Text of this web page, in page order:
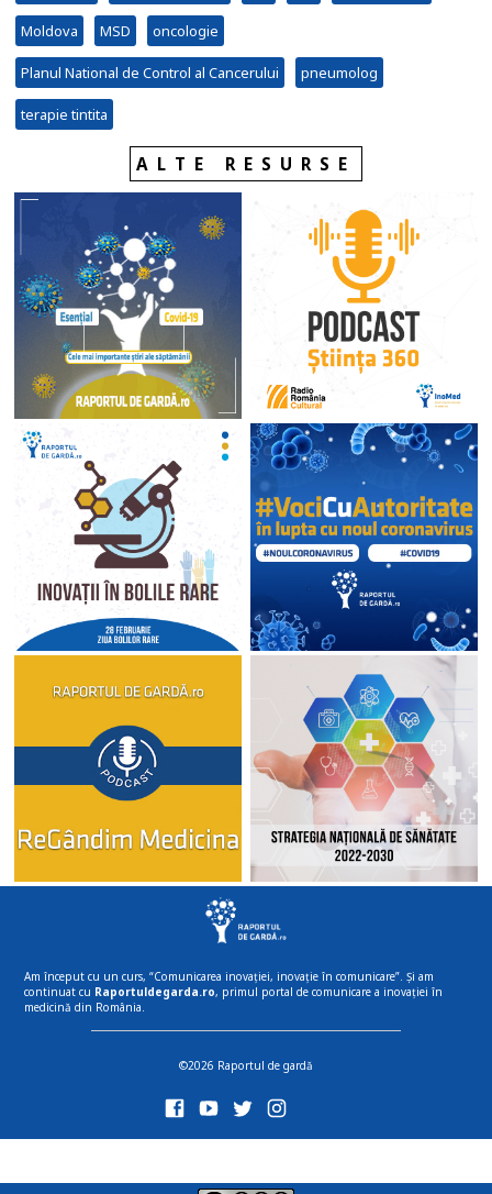
Moldova MSD oncologie
Planul National de Control al Cancerului pneumolog
terapie tintita
ALTE RESURSE
Am început cu un curs, “Comunicarea inovației, inovație în comunicare”. Și am
continuat cu Raportuldegarda.ro, primul portal de comunicare a inovației în
medicină din România.
©2026 Raportul de gardă